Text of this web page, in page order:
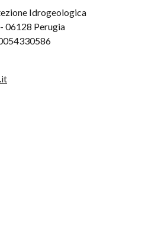
Idrogeologica
06128 Perugia